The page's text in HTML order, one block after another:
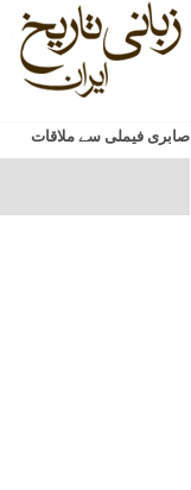
صابری فیملی سے ملاقات